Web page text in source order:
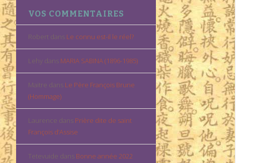
VOS COMMENTAIRES
Robert dans Le connu est-il le réel?
Lehy dans MARIA SABINA (1896-1985)
Maitre dans Le Père François Brune
(Hommage)
Laurence dans Prière dite de saint
François d’Assise
Tetevuide dans Bonne année 2022